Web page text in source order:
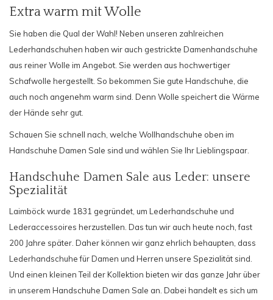
Extra warm mit Wolle
Sie haben die Qual der Wahl! Neben unseren zahlreichen
Lederhandschuhen haben wir auch gestrickte Damenhandschuhe
aus reiner Wolle im Angebot. Sie werden aus hochwertiger
Schafwolle hergestellt. So bekommen Sie gute Handschuhe, die
auch noch angenehm warm sind. Denn Wolle speichert die Wärme
der Hände sehr gut.
Schauen Sie schnell nach, welche Wollhandschuhe oben im
Handschuhe Damen Sale sind und wählen Sie Ihr Lieblingspaar.
Handschuhe Damen Sale aus Leder: unsere
Spezialität
Laimböck wurde 1831 gegründet, um Lederhandschuhe und
Lederaccessoires herzustellen. Das tun wir auch heute noch, fast
200 Jahre später. Daher können wir ganz ehrlich behaupten, dass
Lederhandschuhe für Damen und Herren unsere Spezialität sind.
Und einen kleinen Teil der Kollektion bieten wir das ganze Jahr über
in unserem Handschuhe Damen Sale an. Dabei handelt es sich um